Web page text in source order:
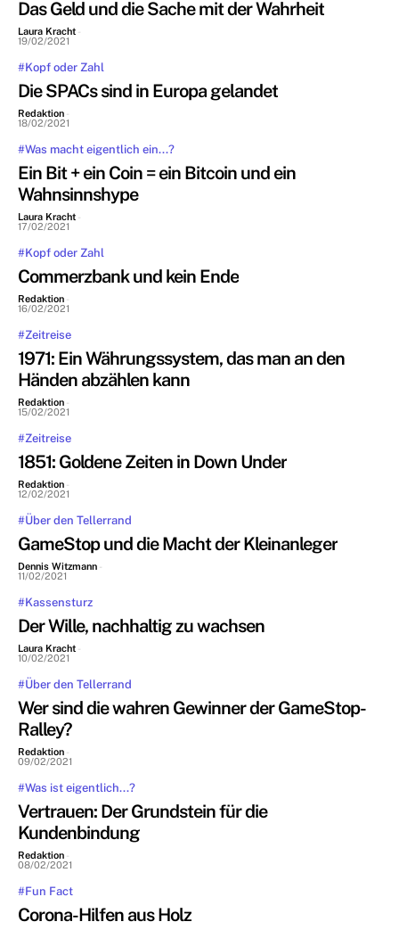
Das Geld und die Sache mit der Wahrheit
Laura Kracht -
19/02/2021
#Kopf oder Zahl
Die SPACs sind in Europa gelandet
Redaktion -
18/02/2021
#Was macht eigentlich ein...?
Ein Bit + ein Coin = ein Bitcoin und ein
Wahnsinnshype
Laura Kracht -
17/02/2021
#Kopf oder Zahl
Commerzbank und kein Ende
Redaktion -
16/02/2021
#Zeitreise
1971: Ein Währungssystem, das man an den
Händen abzählen kann
Redaktion -
15/02/2021
#Zeitreise
1851: Goldene Zeiten in Down Under
Redaktion -
12/02/2021
#Über den Tellerrand
GameStop und die Macht der Kleinanleger
Dennis Witzmann -
11/02/2021
#Kassensturz
Der Wille, nachhaltig zu wachsen
Laura Kracht -
10/02/2021
#Über den Tellerrand
Wer sind die wahren Gewinner der GameStop-
Ralley?
Redaktion -
09/02/2021
#Was ist eigentlich...?
Vertrauen: Der Grundstein für die
Kundenbindung
Redaktion -
08/02/2021
#Fun Fact
Corona-Hilfen aus Holz